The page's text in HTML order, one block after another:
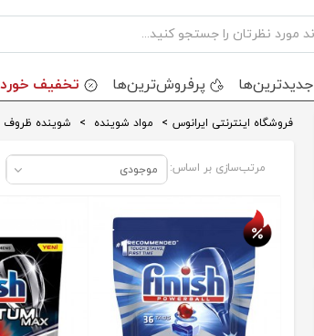
جدید‌ترین‌ها پرفروش‌ترین‌ها تخفیف
فروشگاه اینترنتی ایرانوس > مواد شوینده > شوینده ظروف
مرتب‌سازی بر اساس: موجودی تخفیف روز